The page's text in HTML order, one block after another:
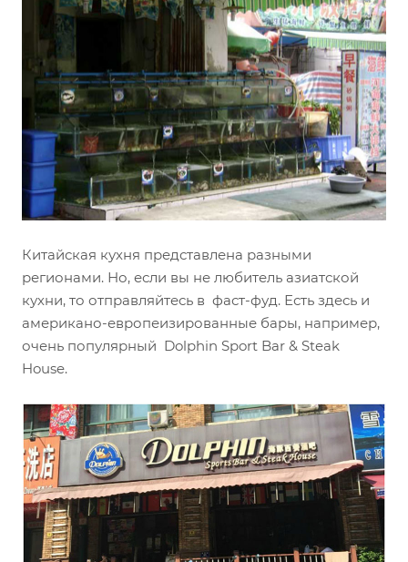
Китайская кухня представлена разными
регионами. Но, если вы не любитель азиатской
кухни, то отправляйтесь в фаст-фуд. Есть здесь и
американо-европеизированные бары, например,
очень популярный Dolphin Sport Bar & Steak
House.